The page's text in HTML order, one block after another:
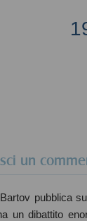
un
pubblica
un dibattito